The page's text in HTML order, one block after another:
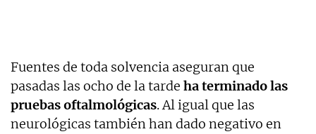
Fuentes de toda solvencia aseguran que
pasadas las ocho de la tarde ha terminado las
pruebas oftalmológicas. Al igual que las
neurológicas también han dado negativo en